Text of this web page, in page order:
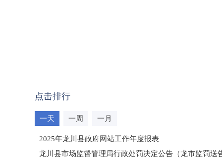
点击排行
一天 一周 一月
2025年龙川县政府网站工作年度报表
龙川县市场监督管理局行政处罚决定公告（龙市监罚送